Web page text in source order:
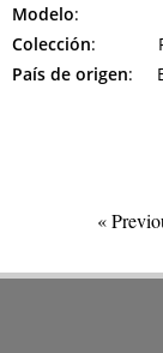
Modelo:
Colección:
País de origen:
«